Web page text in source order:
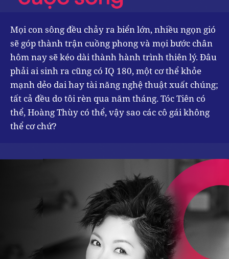
Mọi con sông đều chảy ra biển lớn, nhiều ngọn gió
sẽ góp thành trận cuồng phong và mọi bước chân
hôm nay sẽ kéo dài thành hành trình thiên lý. Đâu
phải ai sinh ra cũng có IQ 180, một cơ thể khỏe
mạnh dẻo dai hay tài năng nghệ thuật xuất chúng;
tất cả đều do tôi rèn qua năm tháng. Tóc Tiên có
thể, Hoàng Thùy có thể, vậy sao các cô gái không
thể cơ chứ?